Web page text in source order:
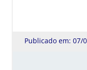
Publicado em: 07/